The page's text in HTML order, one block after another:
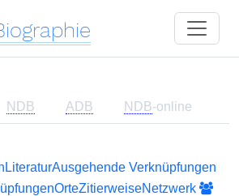
NDB ADB NDB-online
LiteraturAusgehende Verknüpfungen
OrteZitierweiseNetzwerk